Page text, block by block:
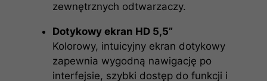
zewnętrznych odtwarzaczy.
Dotykowy ekran HD 5,5”
Kolorowy, intuicyjny ekran dotykowy
zapewnia wygodną nawigację po
interfejsie, szybki dostęp do funkcji i